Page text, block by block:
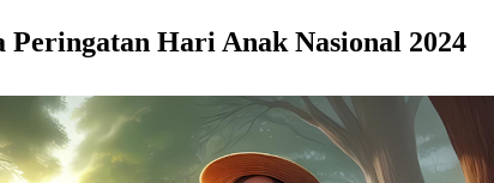
Peringatan Hari Anak Nasional 2024